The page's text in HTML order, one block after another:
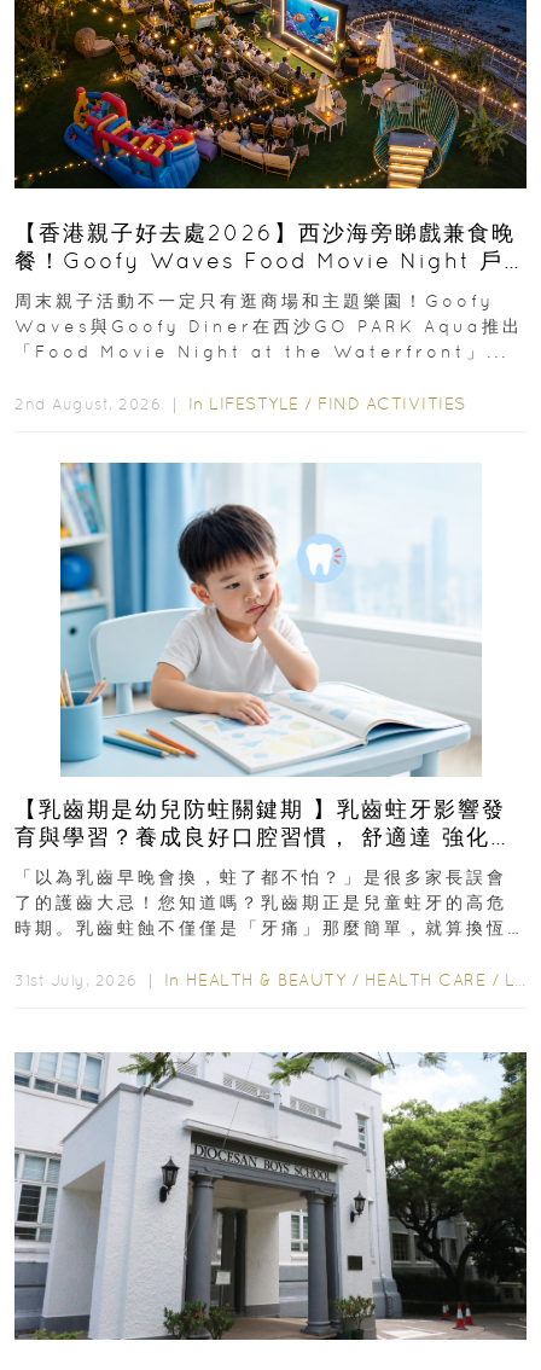
【香港親子好去處2026】西沙海旁睇戲兼食晚
餐！Goofy Waves Food Movie Night 戶
外影院逢週末登場
周末親子活動不一定只有逛商場和主題樂園！Goofy
Waves與Goofy Diner在西沙GO PARK Aqua推出
「Food Movie Night at the Waterfront」...
2nd August, 2026 ｜ In LIFESTYLE / FIND ACTIVITIES
【乳齒期是幼兒防蛀關鍵期 】乳齒蛀牙影響發
育與學習？養成良好口腔習慣， 舒適達 強化琺
瑯質 兒童牙膏防護指南
「以為乳齒早晚會換，蛀了都不怕？」是很多家長誤會
了的護齒大忌！您知道嗎？乳齒期正是兒童蛀牙的高危
時期。乳齒蛀蝕不僅僅是「牙痛」那麼簡單，就算換恆
31st July, 2026 ｜ In HEALTH & BEAUTY / HEALTH CARE / LIFESTYLE